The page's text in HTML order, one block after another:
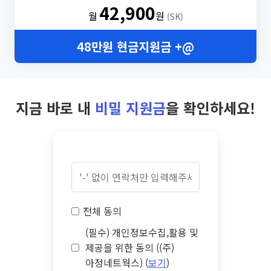
월 42,900원 (SK)
48만원 현금지원금 +@
지금 바로 내 비밀 지원금을 확인하세요!
전체 동의
(필수) 개인정보수집,활용 및
제공을 위한 동의 ((주)
아정네트웍스) (보기)